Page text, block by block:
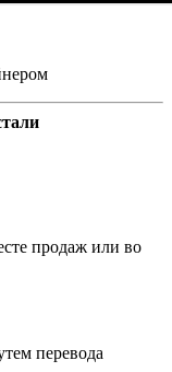
продаж или во
перевода